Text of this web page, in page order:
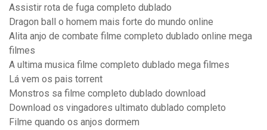
Assistir rota de fuga completo dublado
Dragon ball o homem mais forte do mundo online
Alita anjo de combate filme completo dublado online mega
filmes
A ultima musica filme completo dublado mega filmes
Lá vem os pais torrent
Monstros sa filme completo dublado download
Download os vingadores ultimato dublado completo
Filme quando os anjos dormem